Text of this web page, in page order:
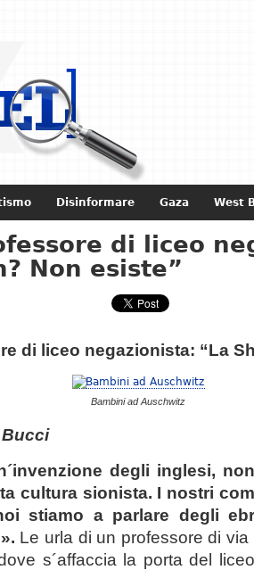
Disinformare Gaza West
Storia di Israele
di liceo
Non esiste”
di liceo negazionista: “La
Bambini ad Auschwitz
degli inglesi,
cultura sionista. I nostri
stiamo a parlare degli
Le urla di un professore di
s´affaccia la porta del